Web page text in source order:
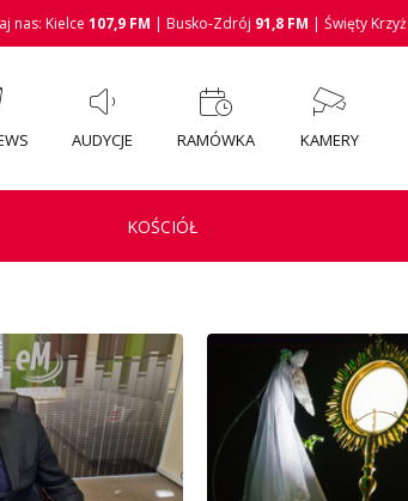
nas: Kielce 107,9 FM | Busko-Zdrój 91,8 FM | Święty Krzyż
AUDYCJE RAMÓWKA KAMERY
KOŚCIÓŁ